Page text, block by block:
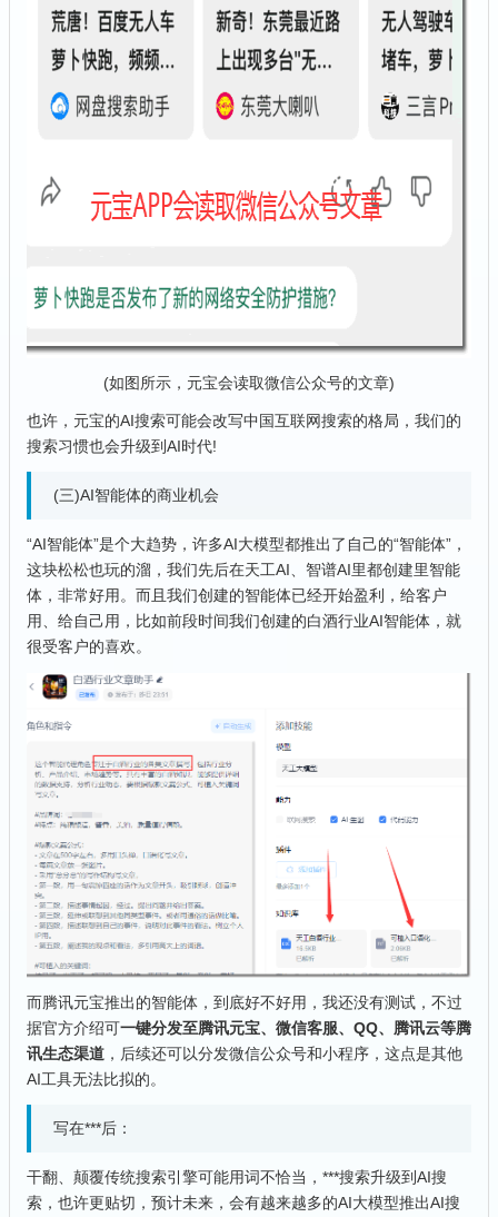
(如图所示，元宝会读取微信公众号的文章)
也许，元宝的AI搜索可能会改写中国互联网搜索的格局，我们的
搜索习惯也会升级到AI时代!
(三)AI智能体的商业机会
“AI智能体”是个大趋势，许多AI大模型都推出了自己的“智能体”，
这块松松也玩的溜，我们先后在天工AI、智谱AI里都创建里智能
体，非常好用。而且我们创建的智能体已经开始盈利，给客户
用、给自己用，比如前段时间我们创建的白酒行业AI智能体，就
很受客户的喜欢。
而腾讯元宝推出的智能体，到底好不好用，我还没有测试，不过
据官方介绍可一键分发至腾讯元宝、微信客服、QQ、腾讯云等腾
讯生态渠道 ，后续还可以分发微信公众号和小程序，这点是其他
AI工具无法比拟的。
写在***后：
干翻、颠覆传统搜索引擎可能用词不恰当，***搜索升级到AI搜
索，也许更贴切，预计未来，会有越来越多的AI大模型推出AI搜